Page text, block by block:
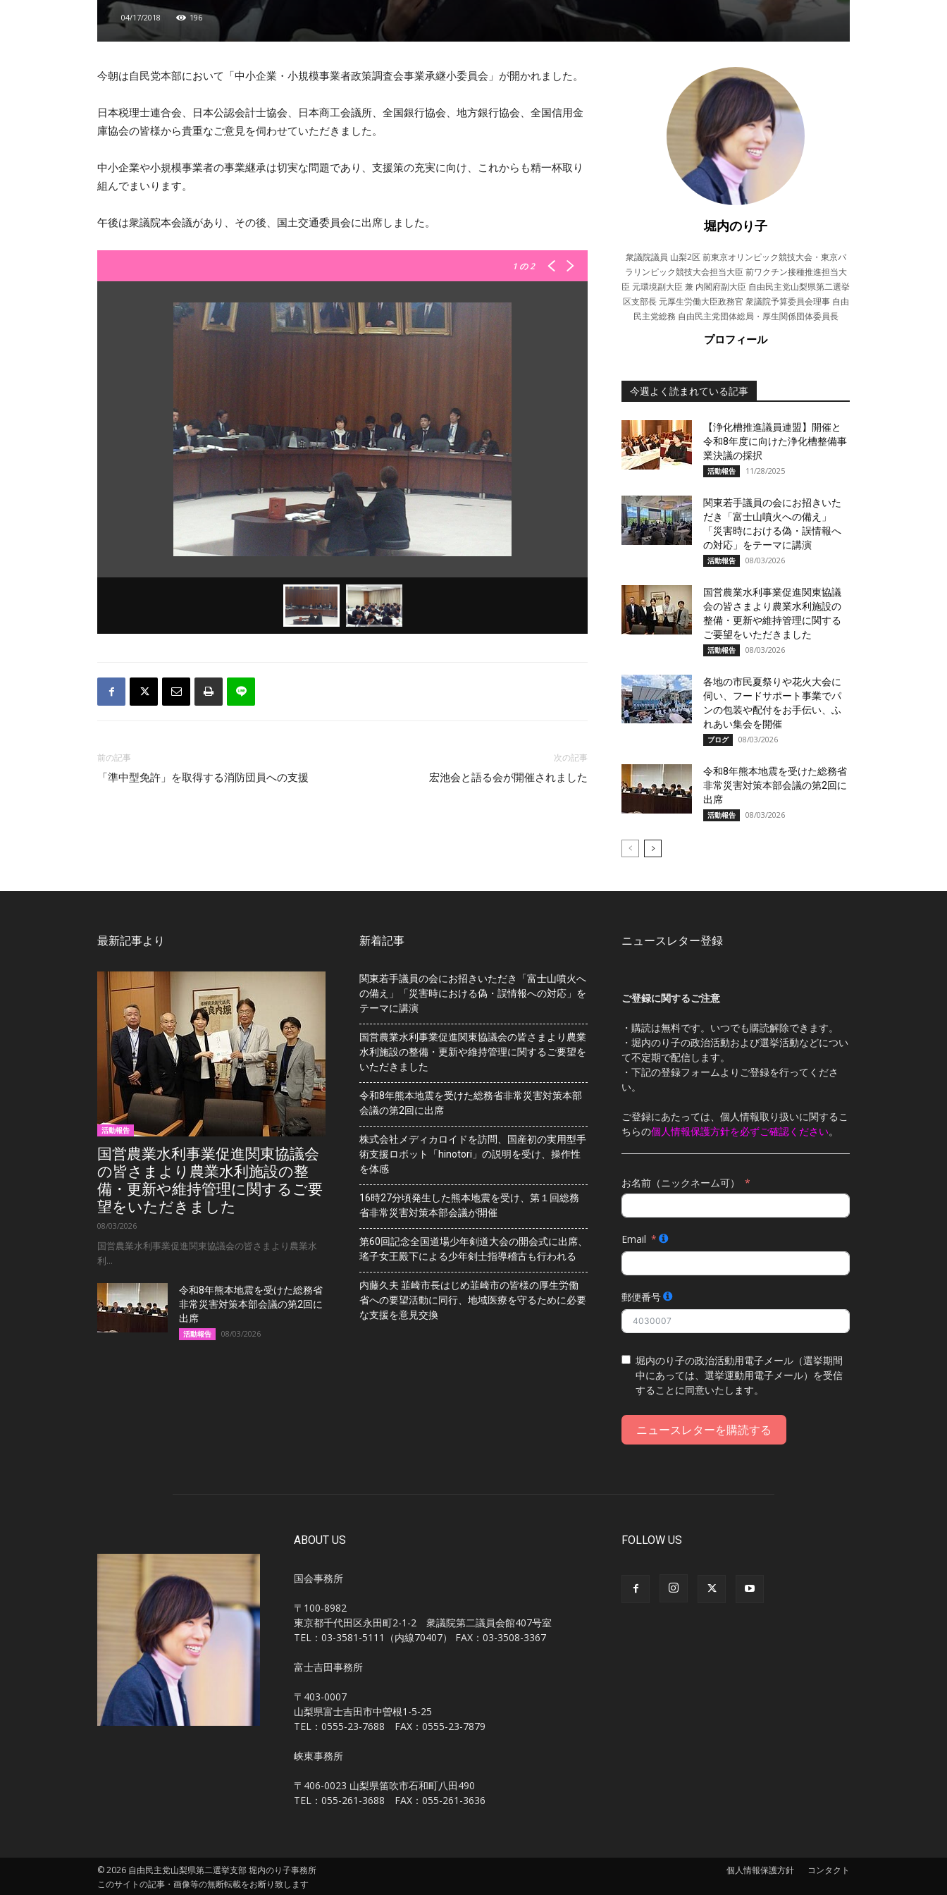
04/17/2018 196
今朝は自民党本部において「中小企業・小規模事業者政策調査会事業承継小委員会」が開かれました。
日本税理士連合会、日本公認会計士協会、日本商工会議所、全国銀行協会、地方銀行協会、全国信用金
庫協会の皆様から貴重なご意見を伺わせていただきました。
中小企業や小規模事業者の事業継承は切実な問題であり、支援策の充実に向け、これからも精一杯取り
組んでまいります。
午後は衆議院本会議があり、その後、国土交通委員会に出席しました。
1 の 2
前の記事
「準中型免許」を取得する消防団員への支援
次の記事
宏池会と語る会が開催されました
堀内のり子
衆議院議員 山梨2区 前東京オリンピック競技大会・東京パ
ラリンピック競技大会担当大臣 前ワクチン接種推進担当大
臣 元環境副大臣 兼 内閣府副大臣 自由民主党山梨県第二選挙
区支部長 元厚生労働大臣政務官 衆議院予算委員会理事 自由
民主党総務 自由民主党団体総局・厚生関係団体委員長
プロフィール
今週よく読まれている記事
【浄化槽推進議員連盟】開催と
令和8年度に向けた浄化槽整備事
業決議の採択
活動報告 11/28/2025
関東若手議員の会にお招きいた
だき「富士山噴火への備え」
「災害時における偽・誤情報へ
の対応」をテーマに講演
活動報告 08/03/2026
国営農業水利事業促進関東協議
会の皆さまより農業水利施設の
整備・更新や維持管理に関する
ご要望をいただきました
活動報告 08/03/2026
各地の市民夏祭りや花火大会に
伺い、フードサポート事業でパ
ンの包装や配付をお手伝い、ふ
れあい集会を開催
ブログ 08/03/2026
令和8年熊本地震を受けた総務省
非常災害対策本部会議の第2回に
出席
活動報告 08/03/2026
最新記事より
活動報告
国営農業水利事業促進関東協議会
の皆さまより農業水利施設の整
備・更新や維持管理に関するご要
望をいただきました
08/03/2026
国営農業水利事業促進関東協議会の皆さまより農業水
利...
令和8年熊本地震を受けた総務省
非常災害対策本部会議の第2回に
出席
活動報告 08/03/2026
新着記事
関東若手議員の会にお招きいただき「富士山噴火へ
の備え」「災害時における偽・誤情報への対応」を
テーマに講演
国営農業水利事業促進関東協議会の皆さまより農業
水利施設の整備・更新や維持管理に関するご要望を
いただきました
令和8年熊本地震を受けた総務省非常災害対策本部
会議の第2回に出席
株式会社メディカロイドを訪問、国産初の実用型手
術支援ロボット「hinotori」の説明を受け、操作性
を体感
16時27分頃発生した熊本地震を受け、第１回総務
省非常災害対策本部会議が開催
第60回記念全国道場少年剣道大会の開会式に出席、
瑤子女王殿下による少年剣士指導稽古も行われる
内藤久夫 韮崎市長はじめ韮崎市の皆様の厚生労働
省への要望活動に同行、地域医療を守るために必要
な支援を意見交換
ニュースレター登録
ご登録に関するご注意
・購読は無料です。いつでも購読解除できます。
・堀内のり子の政治活動および選挙活動などについ
て不定期で配信します。
・下記の登録フォームよりご登録を行ってくださ
い。
ご登録にあたっては、個人情報取り扱いに関するこ
ちらの個人情報保護方針を必ずご確認ください。
お名前（ニックネーム可）
Email
郵便番号
堀内のり子の政治活動用電子メール（選挙期間
中にあっては、選挙運動用電子メール）を受信
することに同意いたします。
ニュースレターを購読する
ABOUT US
国会事務所
〒100-8982
東京都千代田区永田町2-1-2 衆議院第二議員会館407号室
TEL：03-3581-5111（内線70407） FAX：03-3508-3367
富士吉田事務所
〒403-0007
山梨県富士吉田市中曽根1-5-25
TEL：0555-23-7688 FAX：0555-23-7879
峡東事務所
〒406-0023 山梨県笛吹市石和町八田490
TEL：055-261-3688 FAX：055-261-3636
FOLLOW US
個人情報保護方針 コンタクト
© 2026 自由民主党山梨県第二選挙支部 堀内のり子事務所
このサイトの記事・画像等の無断転載をお断り致します